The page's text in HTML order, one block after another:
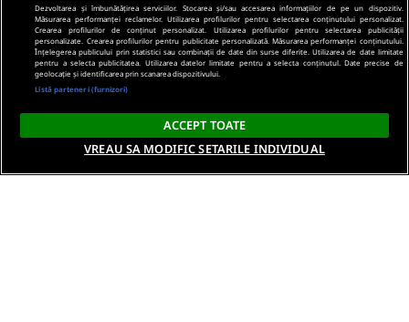
Dezvoltarea și îmbunătățirea serviciilor. Stocarea și/sau accesarea informațiilor de pe un dispozitiv.
Măsurarea performanței reclamelor. Utilizarea profilurilor pentru selectarea conținutului personalizat.
Crearea profilurilor de conținut personalizat. Utilizarea profilurilor pentru selectarea publicității
personalizate. Crearea profilurilor pentru publicitate personalizată. Măsurarea performanței conținutului.
Înțelegerea publicului prin statistici sau combinații de date din surse diferite. Utilizarea de date limitate
pentru a selecta publicitatea. Utilizarea datelor limitate pentru a selecta conținutul. Date precise de
geolocație și identificarea prin scanarea dispozitivului.
Listă parteneri (furnizori)
ACCEPT TOATE
VREAU SA MODIFIC SETARILE INDIVIDUAL